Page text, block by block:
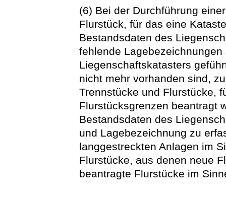
(6) Bei der Durchführung
Flurstück, für das eine
Bestandsdaten des
fehlende
Liegenschaftskatasters
nicht mehr vorhanden sind,
Trennstücke und Flurstücke,
Flurstücksgrenzen beantragt
Bestandsdaten des
und Lagebezeichnung zu
langgestreckten Anlagen im
Flurstücke, aus denen neue
beantragte Flurstücke im